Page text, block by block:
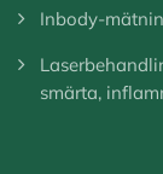
Inbody-
smärta,